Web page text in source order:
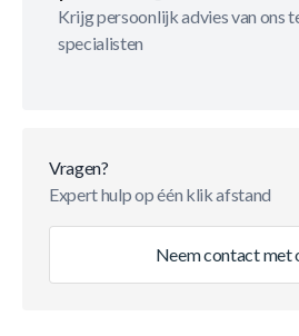
Krijg persoonlijk advies van ons
specialisten
Vragen?
Expert hulp op één klik afstand
Neem contact met